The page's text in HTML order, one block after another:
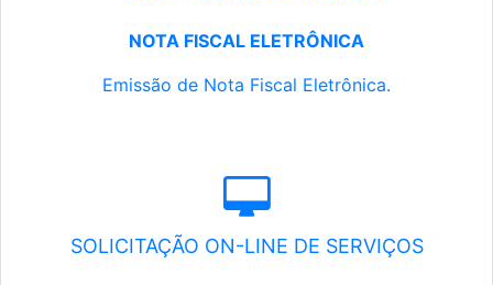
NOTA FISCAL ELETRÔNICA
Emissão de Nota Fiscal Eletrônica.
SOLICITAÇÃO ON-LINE DE SERVIÇOS